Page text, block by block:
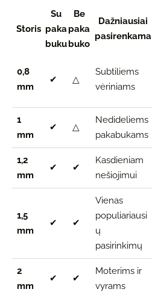
Storis
Su
paka
buku
Be
paka
buko
Dažniausiai
pasirenkama
0,8
mm
✔ △
Subtiliems
vėriniams
1
mm
✔ △
Nedideliems
pakabukams
1,2
mm
✔ ✔
Kasdieniam
nešiojimui
1,5
mm
✔ ✔
Vienas
populiariausi
ų
pasirinkimų
2
mm
✔ ✔
Moterims ir
vyrams